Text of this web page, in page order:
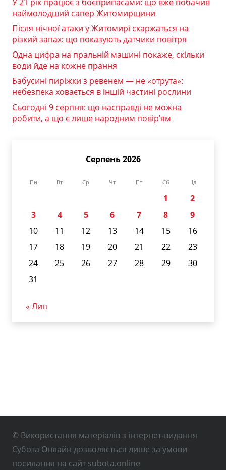
наймолодший сапер Житомирщини
Після нічної атаки у Житомирі скаржаться на
різкий запах: що показують датчики повітря
Одна цифра на пральній машині покаже, скільки
води йде на кожне прання
Бабусині пиріжки з ревенем — не «отрута»:
небезпека ховається в іншій частині рослини
Сьогодні 9 серпня: що насправді не можна
робити, а що є лише народним повір’ям
Серпень 2026
Пн Вт Ср Чт Пт Сб Нд
1
2
3
4 5 6 7 8
9
10
11 12 13 14 15
16
17
18 19 20 21 22
23
24
25 26 27 28 29
30
31
« Лип
© Використання матеріалів з інтернет-видання
Субота Онлайн дозволяється лише за умови
посилання на сайт subota.online